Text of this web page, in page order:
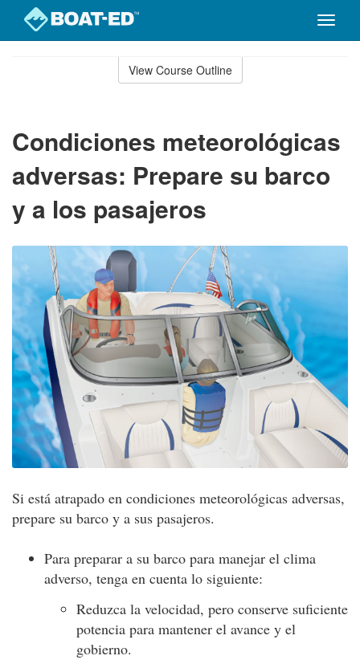
Toggle
View Course Outline
Condiciones meteorológicas
adversas: Prepare su barco
y a los pasajeros
Si está atrapado en condiciones meteorológicas adversas,
prepare su barco y a sus pasajeros.
Para preparar a su barco para manejar el clima
adverso, tenga en cuenta lo siguiente:
Reduzca la velocidad, pero conserve suficiente
potencia para mantener el avance y el
gobierno.